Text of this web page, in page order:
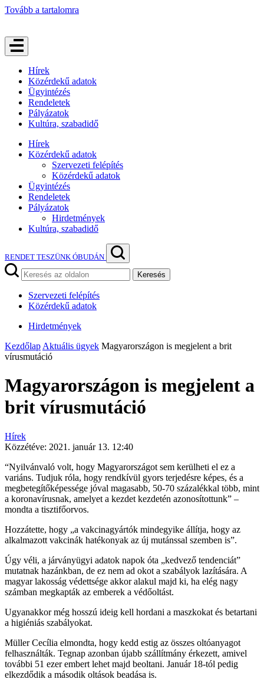
Tovább a tartalomra
Hírek
Közérdekű adatok
Ügyintézés
Rendeletek
Pályázatok
Kultúra, szabadidő
Hírek
Közérdekű adatok
Szervezeti felépítés
Közérdekű adatok
Ügyintézés
Rendeletek
Pályázatok
Hirdetmények
Kultúra, szabadidő
RENDET TESZÜNK ÓBUDÁN
Keresés
Szervezeti felépítés
Közérdekű adatok
Hirdetmények
Kezdőlap Aktuális ügyek Magyarországon is megjelent a brit
vírusmutáció
Magyarországon is megjelent a
brit vírusmutáció
Hírek
Közzétéve: 2021. január 13. 12:40
“Nyilvánvaló volt, hogy Magyarországot sem kerülheti el ez a
variáns. Tudjuk róla, hogy rendkívül gyors terjedésre képes, és a
megbetegítőképessége jóval magasabb, 50-70 százalékkal több, mint
a koronavírusnak, amelyet a kezdet kezdetén azonosítottunk” –
mondta a tisztifőorvos.
Hozzátette, hogy „a vakcinagyártók mindegyike állítja, hogy az
alkalmazott vakcinák hatékonyak az új mutánssal szemben is”.
Úgy véli, a járványügyi adatok napok óta „kedvező tendenciát”
mutatnak hazánkban, de ez nem ad okot a szabályok lazítására. A
magyar lakosság védettsége akkor alakul majd ki, ha elég nagy
számban megkapták az emberek a védőoltást.
Ugyanakkor még hosszú ideig kell hordani a maszkokat és betartani
a higiéniás szabályokat.
Müller Cecília elmondta, hogy kedd estig az összes oltóanyagot
felhasználták. Tegnap azonban újabb szállítmány érkezett, amivel
további 51 ezer embert lehet majd beoltani. Január 18-tól pedig
elkezdődik a második oltások beadása is.